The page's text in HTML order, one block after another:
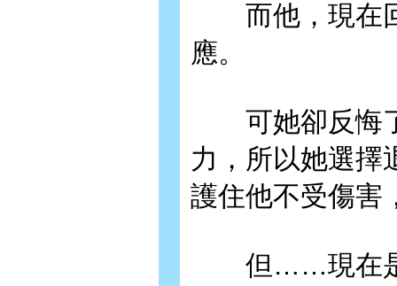
而他，現在回
應。
可她卻反悔了
力，所以她選擇
護住他不受傷害
但……現在是